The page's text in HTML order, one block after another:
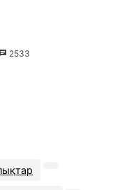
2533